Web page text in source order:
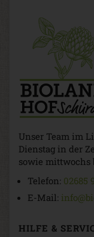
Unser Team im
Dienstag in der
sowie mittwochs
Telefon: 02685
E-Mail:
HILFE &